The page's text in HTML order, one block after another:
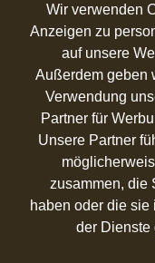
Wir verwenden
Anzeigen zu
auf unsere
Außerdem geben
Verwendung
Partner für
Unsere Partner
zusammen, die
haben oder die sie
der Dienste